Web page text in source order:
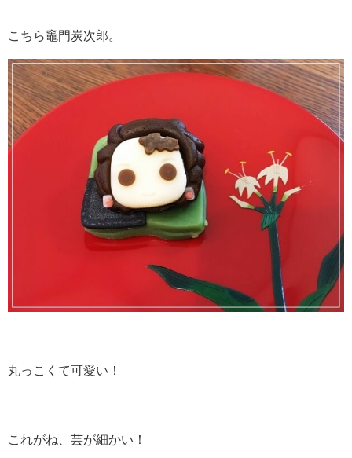
こちら竈門炭次郎。
丸っこくて可愛い！
これがね、芸が細かい！